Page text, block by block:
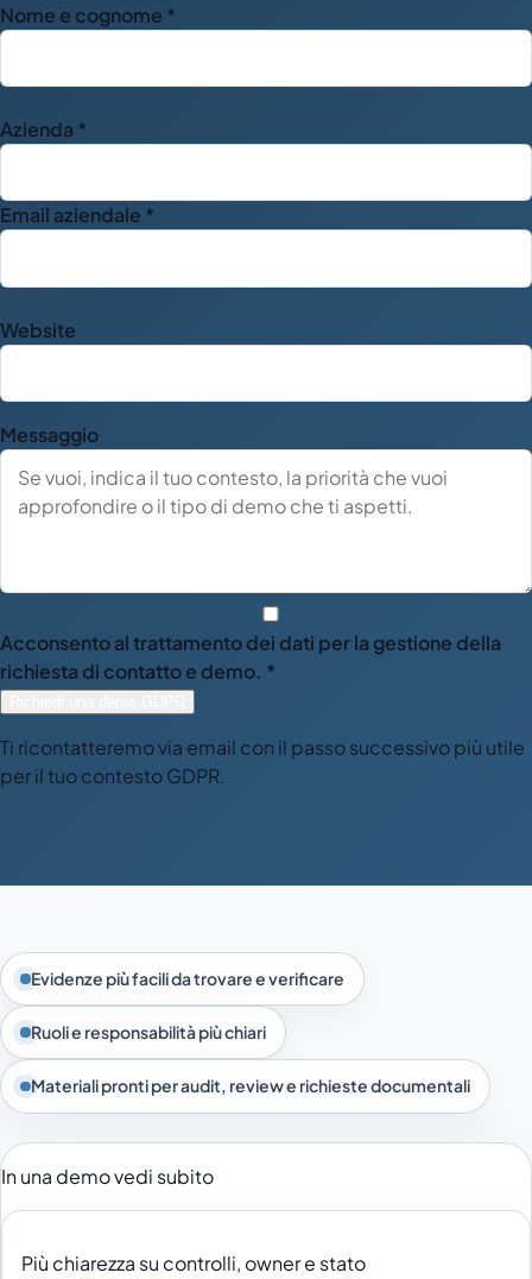
Nome e cognome *
Azienda *
Email aziendale *
Website
Messaggio
Acconsento al trattamento dei dati per la gestione della
richiesta di contatto e demo. *
Ti ricontatteremo via email con il passo successivo più utile
per il tuo contesto GDPR.
Evidenze più facili da trovare e verificare
Ruoli e responsabilità più chiari
Materiali pronti per audit, review e richieste documentali
In una demo vedi subito
Più chiarezza su controlli, owner e stato